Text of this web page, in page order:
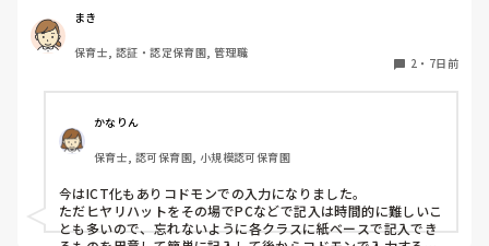
手が足りないですよね。
メンタルやられないようにリフレッシュしながら頑張りましょ
うね。
まき
保育士, 認証・認定保育園, 管理職
2 ・ 7日前
かなりん
保育士, 認可保育園, 小規模認可保育園
今はICT化もありコドモンでの入力になりました。
ただヒヤリハットをその場でPCなどで記入は時間的に難しいこ
とも多いので、忘れないように各クラスに紙ベースで記入でき